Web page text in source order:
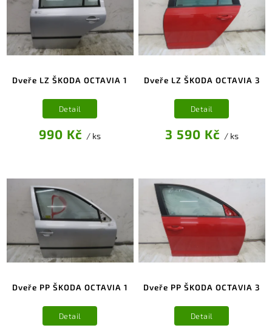
Dveře LZ ŠKODA OCTAVIA 1
990 Kč / ks
Detail
Dveře LZ ŠKODA OCTAVIA 3
3 590 Kč / ks
Detail
Dveře PP ŠKODA OCTAVIA 1
Detail
Dveře PP ŠKODA OCTAVIA 3
Detail